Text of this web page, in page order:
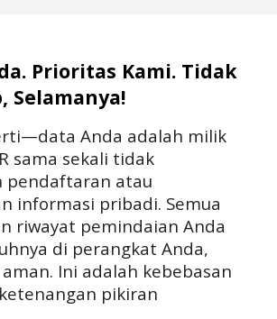
Prioritas Kami. Tidak
Selamanya!
Anda adalah milik
sama sekali tidak
pendaftaran atau
informasi pribadi. Semua
riwayat pemindaian Anda
di perangkat Anda,
Ini adalah kebebasan
pikiran